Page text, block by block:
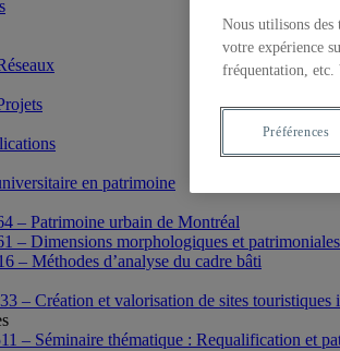
en patrimoine
– Patrimoine urbain de Montréal
– Dimensions morphologiques et
– Méthodes d’analyse du cadre bâti
– Création et valorisation de sites touristiques
– Séminaire thématique : Requalification et
Nous utilisons
votre expérience
fréquentation, etc.
Préférences